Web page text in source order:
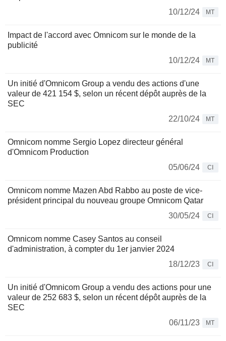
10/12/24
MT
Impact de l'accord avec Omnicom sur le monde de la
publicité
10/12/24
MT
Un initié d'Omnicom Group a vendu des actions d'une
valeur de 421 154 $, selon un récent dépôt auprès de la
SEC
22/10/24
MT
Omnicom nomme Sergio Lopez directeur général
d'Omnicom Production
05/06/24
CI
Omnicom nomme Mazen Abd Rabbo au poste de vice-
président principal du nouveau groupe Omnicom Qatar
30/05/24
CI
Omnicom nomme Casey Santos au conseil
d'administration, à compter du 1er janvier 2024
18/12/23
CI
Un initié d'Omnicom Group a vendu des actions pour une
valeur de 252 683 $, selon un récent dépôt auprès de la
SEC
06/11/23
MT